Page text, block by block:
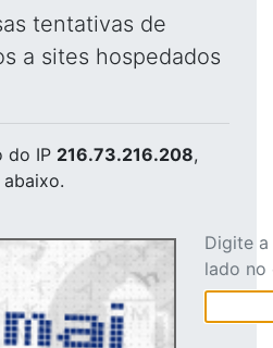
tentativas de
a sites hospedados
do IP 216.73.216.208,
Digite
lado no